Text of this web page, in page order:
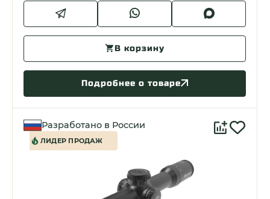
В корзину
Подробнее о товаре
Разработано в России
ЛИДЕР ПРОДАЖ